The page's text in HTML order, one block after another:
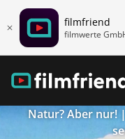
filmfriend
filmwerte
Natur? Aber nur!